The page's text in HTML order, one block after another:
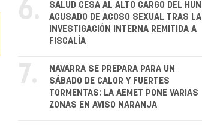
6.
SALUD CESA AL ALTO CARGO DEL HUN
ACUSADO DE ACOSO SEXUAL TRAS LA
INVESTIGACIÓN INTERNA REMITIDA A
FISCALÍA
7.
NAVARRA SE PREPARA PARA UN
SÁBADO DE CALOR Y FUERTES
TORMENTAS: LA AEMET PONE VARIAS
ZONAS EN AVISO NARANJA